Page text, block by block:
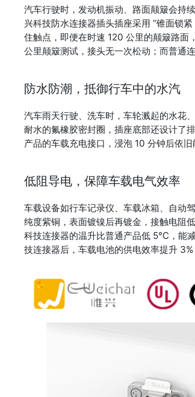
汽车行驶时，发动机振动、路面颠簸会持
兴科技防水连接器插头插座采用 “锥面锁
住触点，即便在时速 120 公里的颠簸路面
公里颠簸测试，接头无一次松动；而普通
防水防潮，抵御行车中的水汽
汽车雨天行驶、洗车时，车轮溅起的水花
耐水的氟橡胶密封圈，插座底部还设计了
产品的车载充电接口，浸泡 10 分钟后依
低阻导电，保障车载电气效率
车载设备如行车记录仪、车载冰箱、自动
纯度紫铜，表面镀镍后再镀金，接触电阻
科技连接器的温升比普通产品低 5℃，能
技连接器后，车载电池的供电效率提升